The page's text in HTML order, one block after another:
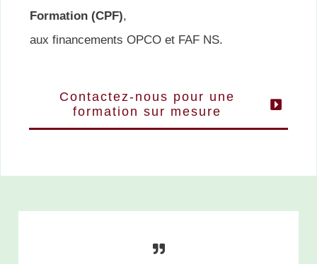
Formation (CPF),
aux financements OPCO et FAF NS.
Contactez-nous pour une
formation sur mesure